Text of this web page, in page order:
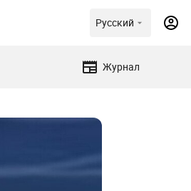
Русский
Журнал